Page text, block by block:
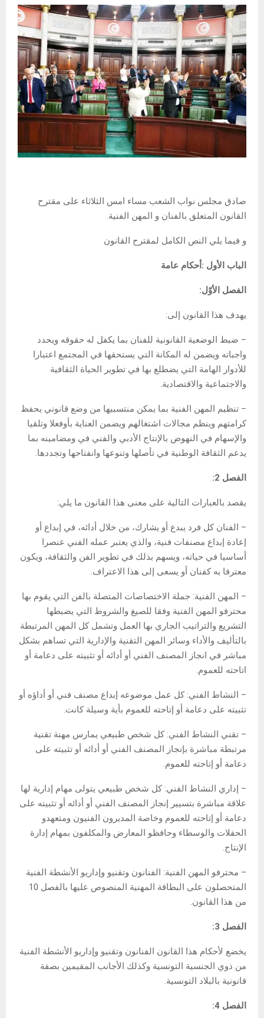
صادق مجلس نواب الشعب مساء امس الثلاثاء على مقترح
القانون المتعلق بالفنان و المهن الفنية.
و فيما يلي النص الكامل لمقترح القانون
الباب الأول :أحكام عامة
الفصل الأوّل:
يهدف هذا القانون إلى:
– ضبط الوضعية القانونية للفنان بما يكفل له حقوقه ويحدد
واجباته ويضمن له المكانة التي يستحقها في المجتمع اعتبارا
للأدوار الهامة التي يضطلع بها في تطوير الحياة الثقافية
والاجتماعية والاقتصادية.
– تنظيم المهن الفنية بما يمكن منتسبيها من وضع قانوني يحفظ
كرامتهم وينظم مجالات اشتغالهم ويضمن العناية بأوفعلا وتلقيا
والإسهام في النهوض بالإنتاج الأدبي والفني في ومضامينه بما
يدعم الثقافة الوطنية في تأصلها وتنوعها وانفتاحها وتجددها.
الفصل 2:
يقصد بالعبارات التالية على معنى هذا القانون ما يلي:
– الفنان كل فرد يبدع أو يشارك، من خلال أدائه، في إبداع أو
إعادة إبداع مصنفات فنية، والذي يعتبر عمله الفني عنصرا
أساسيا في حياته، ويسهم بذلك في تطوير الفن والثقافة، ويكون
معترفا به كفنان أو يسعى إلى هذا الاعتراف.
– المهن الفنية: جملة الاختصاصات المتصلة بالفن التي يقوم بها
محترفو المهن الفنية وفقا للصيغ والشروط التي يضبطها
التشريع والتراتيب الجاري بها العمل وتشمل كل المهن المرتبطة
بالتأليف والأداء وسائر المهن التقنية والإدارية التي تساهم بشكل
مباشر في انجاز المصنف الفني أو أدائه أو تثبيته على دعامة أو
اتاحته للعموم.
– النشاط الفني: كل عمل موضوعه إبداع مصنف فني أو أداؤه أو
تثبيته على دعامة أو إتاحته للعموم بأية وسيلة كانت.
– تقني النشاط الفني: كل شخص طبيعي يمارس مهنة تقنية
مرتبطة مباشرة بإنجاز المصنف الفني أو أدائه أو تثبيته على
دعامة أو إتاحته للعموم.
– إداري النشاط الفني: كل شخص طبيعي يتولى مهام إدارية لها
علاقة مباشرة بتسيير إنجاز المصنف الفني أو أدائه أو تثبيته على
دعامة أو إتاحته للعموم وخاصة المديرون الفنيون ومتعهدو
الحفلات والوسطاء وحافظو المعارض والمكلفون بمهام إدارة
الإنتاج.
– محترفو المهن الفنية: الفنانون وتقنيو وإداريو الأنشطة الفنية
المتحصلون على البطاقة المهنية المنصوص عليها بالفصل 10
من هذا القانون.
الفصل 3:
يخضع لأحكام هذا القانون الفنانون وتقنيو وإداريو الأنشطة الفنية
من ذوي الجنسية التونسية وكذلك الأجانب المقيمين بصفة
قانونية بالبلاد التونسية.
الفصل 4: